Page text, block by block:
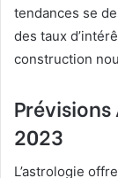
tendances se
des taux
construction
2023
L’astrologie